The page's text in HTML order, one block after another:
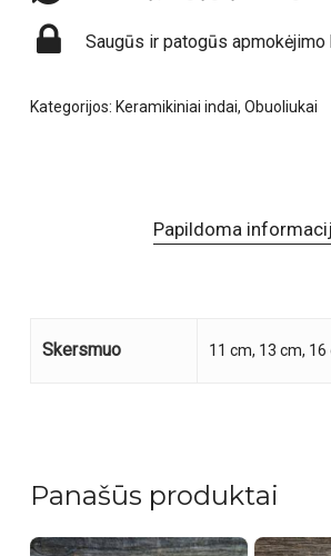
Saugūs ir patogūs apmokėjimo
Kategorijos: Keramikiniai indai, Obuoliukai
Papildoma
Skersmuo 11 cm, 13 cm, 16
Panašūs produktai